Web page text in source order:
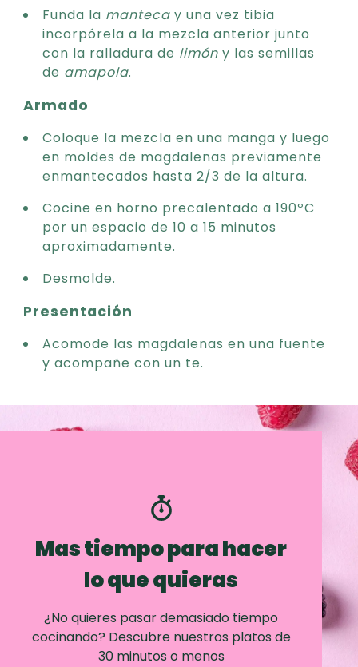
Funda la manteca y una vez tibia
incorpórela a la mezcla anterior junto
con la ralladura de limón y las semillas
de amapola.
Armado
Coloque la mezcla en una manga y luego
en moldes de magdalenas previamente
enmantecados hasta 2/3 de la altura.
Cocine en horno precalentado a 190ºC
por un espacio de 10 a 15 minutos
aproximadamente.
Desmolde.
Presentación
Acomode las magdalenas en una fuente
y acompañe con un te.
Mas tiempo para hacer
lo que quieras
¿No quieres pasar demasiado tiempo
cocinando? Descubre nuestros platos de
30 minutos o menos